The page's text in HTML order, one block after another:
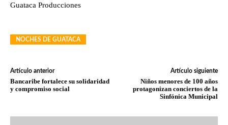
Guataca Producciones
NOCHES DE GUATACA
Artículo anterior
Bancaribe fortalece su solidaridad
y compromiso social
Artículo siguiente
Niños menores de 100 años
protagonizan conciertos de la
Sinfónica Municipal